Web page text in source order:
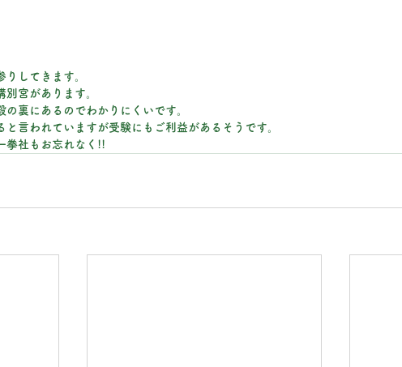
してきます。
別宮があります。
の裏にあるのでわかりにくいです。
と言われていますが受験にもご利益があるそうです。
拳社もお忘れなく!!